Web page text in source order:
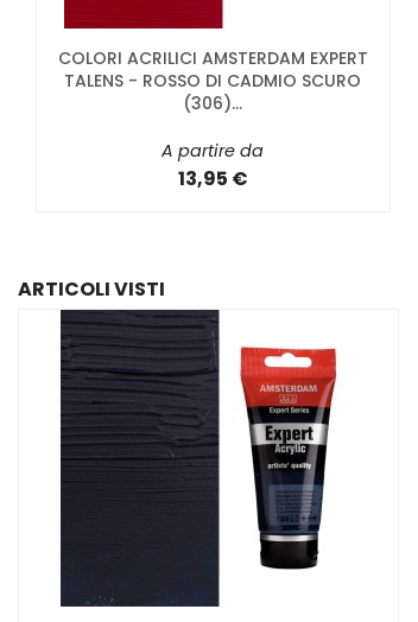
COLORI ACRILICI AMSTERDAM EXPERT
TALENS - ROSSO DI CADMIO SCURO
(306)...
A partire da
13,95 €
ARTICOLI VISTI